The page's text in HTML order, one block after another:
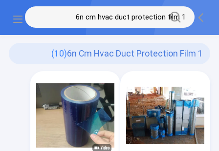
1 6n Cm Hvac Duct Protection Film
(10)